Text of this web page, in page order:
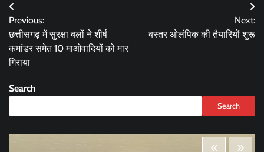
Post
navigation
Previous:
छत्तीसगढ़ में सुरक्षा बलों ने शीर्ष
कमांडर समेत 10 माओवादियों को मार
गिराया
Next:
बस्तर ओलंपिक की तैयारियों शुरू
Search
Search